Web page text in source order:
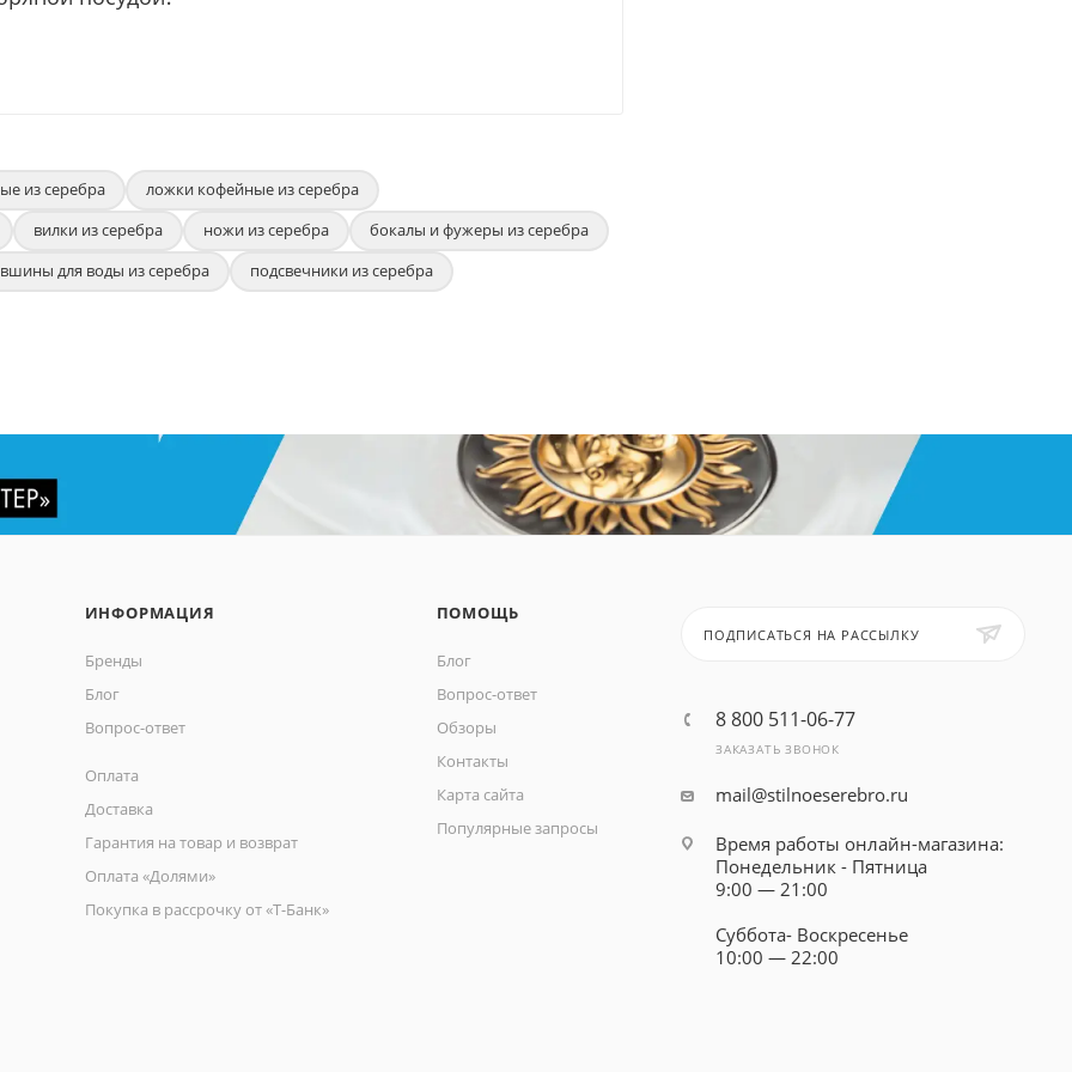
из серебра
ложки кофейные из серебра
вилки из серебра
ножи из серебра
бокалы и фужеры из серебра
для воды из серебра
подсвечники из серебра
ИНФОРМАЦИЯ
Бренды
Блог
Вопрос-ответ
Оплата
Доставка
Гарантия на товар и возврат
Оплата «Долями»
Покупка в рассрочку от «Т-Банк»
ПОМОЩЬ
Блог
Вопрос-ответ
Обзоры
Контакты
Карта сайта
Популярные запросы
ПОДПИСАТЬСЯ НА РАССЫЛКУ
8 800 511-06-77
ЗАКАЗАТЬ ЗВОНОК
mail@stilnoeserebro.ru
Время работы онлайн-магазина:
Понедельник - Пятница
9:00 — 21:00
Суббота- Воскресенье
10:00 — 22:00